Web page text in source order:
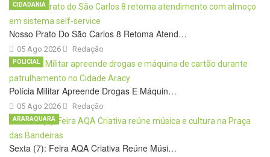
Nosso Prato Do São Carlos 8 Retoma Atend…
05 Ago 2026
CIDADANIA
Redação
Polícia Militar Apreende Drogas E Máquin…
05 Ago 2026
POLICIAL
Redação
Sexta (7): Feira AQA Criativa Reúne Músi…
ARARAQUARA